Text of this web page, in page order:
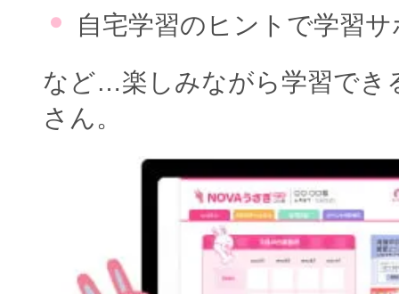
自宅学習のヒントで学習
など…楽しみながら学習でき
さん。